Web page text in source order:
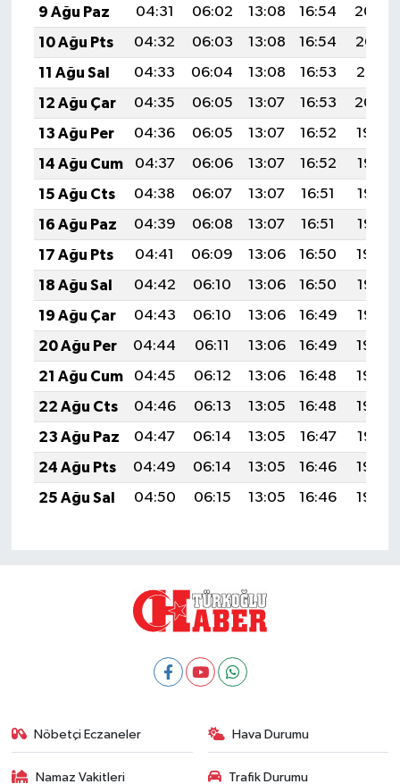
9 Ağu Paz
04:31 06:02 13:08 16:54
20:04
10 Ağu Pts
04:32 06:03 13:08 16:54
20:03
11 Ağu Sal
04:33 06:04 13:08 16:53
20:01
12 Ağu Çar
04:35 06:05 13:07 16:53
20:00
13 Ağu Per
04:36 06:05 13:07 16:52
19:59
14 Ağu Cum
04:37 06:06 13:07 16:52
19:58
15 Ağu Cts
04:38 06:07 13:07 16:51
19:57
16 Ağu Paz
04:39 06:08 13:07 16:51
19:56
17 Ağu Pts
04:41 06:09 13:06 16:50
19:54
18 Ağu Sal
04:42 06:10 13:06 16:50
19:53
19 Ağu Çar
04:43 06:10 13:06 16:49
19:52
20 Ağu Per
04:44 06:11 13:06 16:49
19:50
21 Ağu Cum
04:45 06:12 13:06 16:48
19:49
22 Ağu Cts
04:46 06:13 13:05 16:48
19:48
23 Ağu Paz
04:47 06:14 13:05 16:47
19:47
24 Ağu Pts
04:49 06:14 13:05 16:46
19:45
25 Ağu Sal
04:50 06:15 13:05 16:46 19:44
Nöbetçi Eczaneler Hava Durumu
Namaz Vakitleri Trafik Durumu